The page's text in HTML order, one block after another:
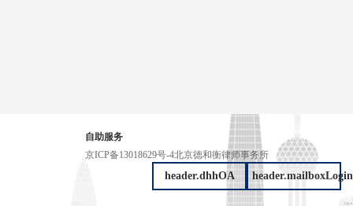
自助服务
京ICP备13018629号-4北京德和衡律师事务所
header.dhhOA header.mailboxLogin